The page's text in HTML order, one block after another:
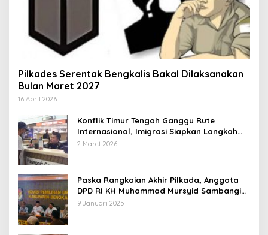
Pilkades Serentak Bengkalis Bakal Dilaksanakan
Bulan Maret 2027
16 April 2026
Konflik Timur Tengah Ganggu Rute
Internasional, Imigrasi Siapkan Langkah
Antisipatif
2 Maret 2026
Paska Rangkaian Akhir Pilkada, Anggota
DPD RI KH Muhammad Mursyid Sambangi
KPU Bengkalis
9 Januari 2025